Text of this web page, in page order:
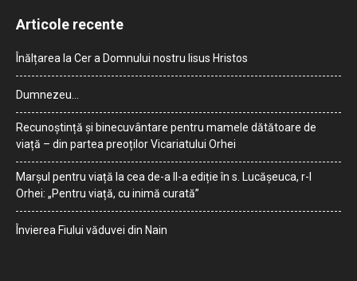
Articole recente
Înălțarea la Cer a Domnului nostru Iisus Hristos
Dumnezeu…
Recunoștință și binecuvântare pentru mamele dătătoare de
viață – din partea preoților Vicariatului Orhei
Marșul pentru viață la cea de-a II-a ediție în s. Lucășeuca, r-l
Orhei: „Pentru viață, cu inimă curată”
Învierea Fiului văduvei din Nain